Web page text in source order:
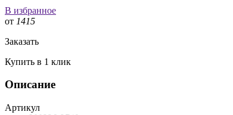
В избранное
от 1415
Заказать
Купить в 1 клик
Описание
Артикул